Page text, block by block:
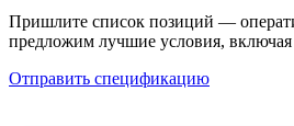
Пришлите список позиций —
предложим лучшие условия,
Отправить спецификацию